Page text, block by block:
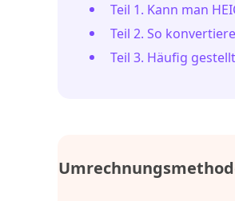
Teil 1. Kann man
Teil 2. So
Teil 3. Häufig